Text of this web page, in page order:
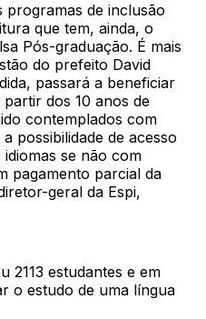
programas de inclusão
que tem, ainda, o
Pós-graduação. É mais
do prefeito David
passará a beneficiar
dos 10 anos de
contemplados com
possibilidade de acesso
se não com
pagamento parcial da
geral da Espi,
2113 estudantes e em
o estudo de uma língua